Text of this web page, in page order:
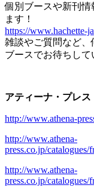
個別ブースや新刊
ます！
https://www.hachette-
雑談やご質問など、
ブースでお待ちして
アティーナ・プレス
http://www.athena-
http://www.athena-
press.co.jp/
http://www.athena-
press.co.jp/